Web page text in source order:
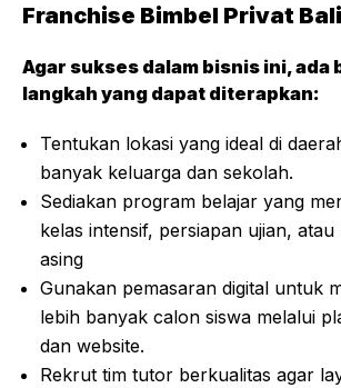
Franchise Bimbel Privat Bali
Agar sukses dalam bisnis ini, ada
langkah yang dapat diterapkan:
Tentukan lokasi yang ideal di
banyak keluarga dan sekolah.
Sediakan program belajar yang
kelas intensif, persiapan ujian,
asing
Gunakan pemasaran digital untuk
lebih banyak calon siswa melalui
dan website.
Rekrut tim tutor berkualitas agar